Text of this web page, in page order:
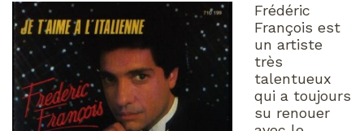
Frédéric
François est
un artiste
très
talentueux
qui a toujours
su renouer